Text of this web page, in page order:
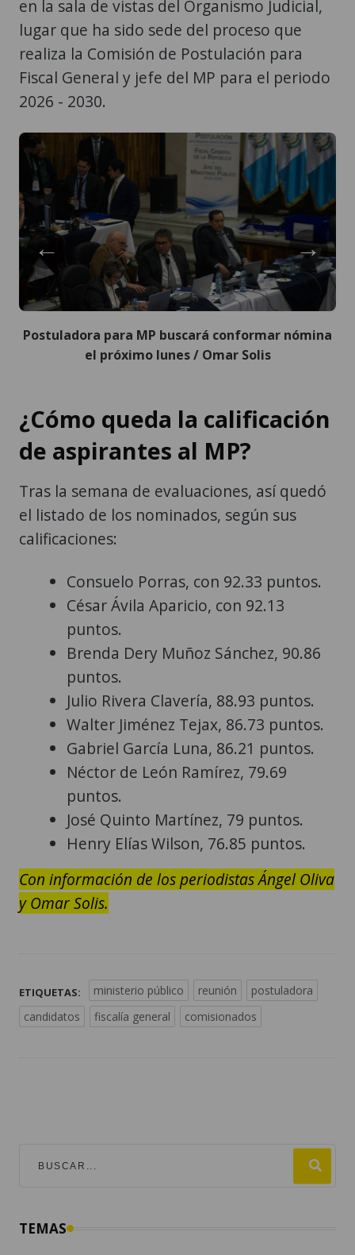
en la sala de vistas del Organismo Judicial,
lugar que ha sido sede del proceso que
realiza la Comisión de Postulación para
Fiscal General y jefe del MP para el periodo
2026 - 2030.
←
Postuladora para MP buscará conformar nómina
el próximo lunes / Omar Solis
→
¿Cómo queda la calificación
de aspirantes al MP?
Tras la semana de evaluaciones, así quedó
el listado de los nominados, según sus
calificaciones:
Consuelo Porras, con 92.33 puntos.
César Ávila Aparicio, con 92.13
puntos.
Brenda Dery Muñoz Sánchez, 90.86
puntos.
Julio Rivera Clavería, 88.93 puntos.
Walter Jiménez Tejax, 86.73 puntos.
Gabriel García Luna, 86.21 puntos.
Néctor de León Ramírez, 79.69
puntos.
José Quinto Martínez, 79 puntos.
Henry Elías Wilson, 76.85 puntos.
Con información de los periodistas Ángel Oliva
y Omar Solis.
ETIQUETAS: ministerio público reunión
postuladora
candidatos
fiscalía general comisionados
TEMAS